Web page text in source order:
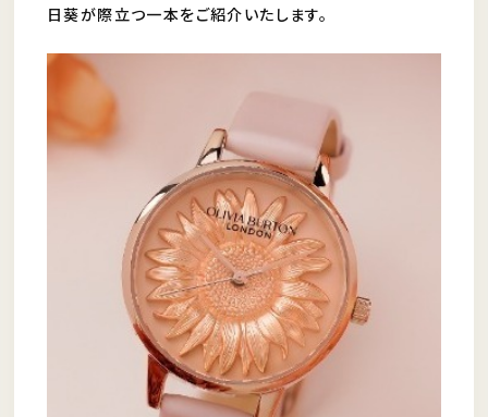
日葵が際立つ一本をご紹介いたします。